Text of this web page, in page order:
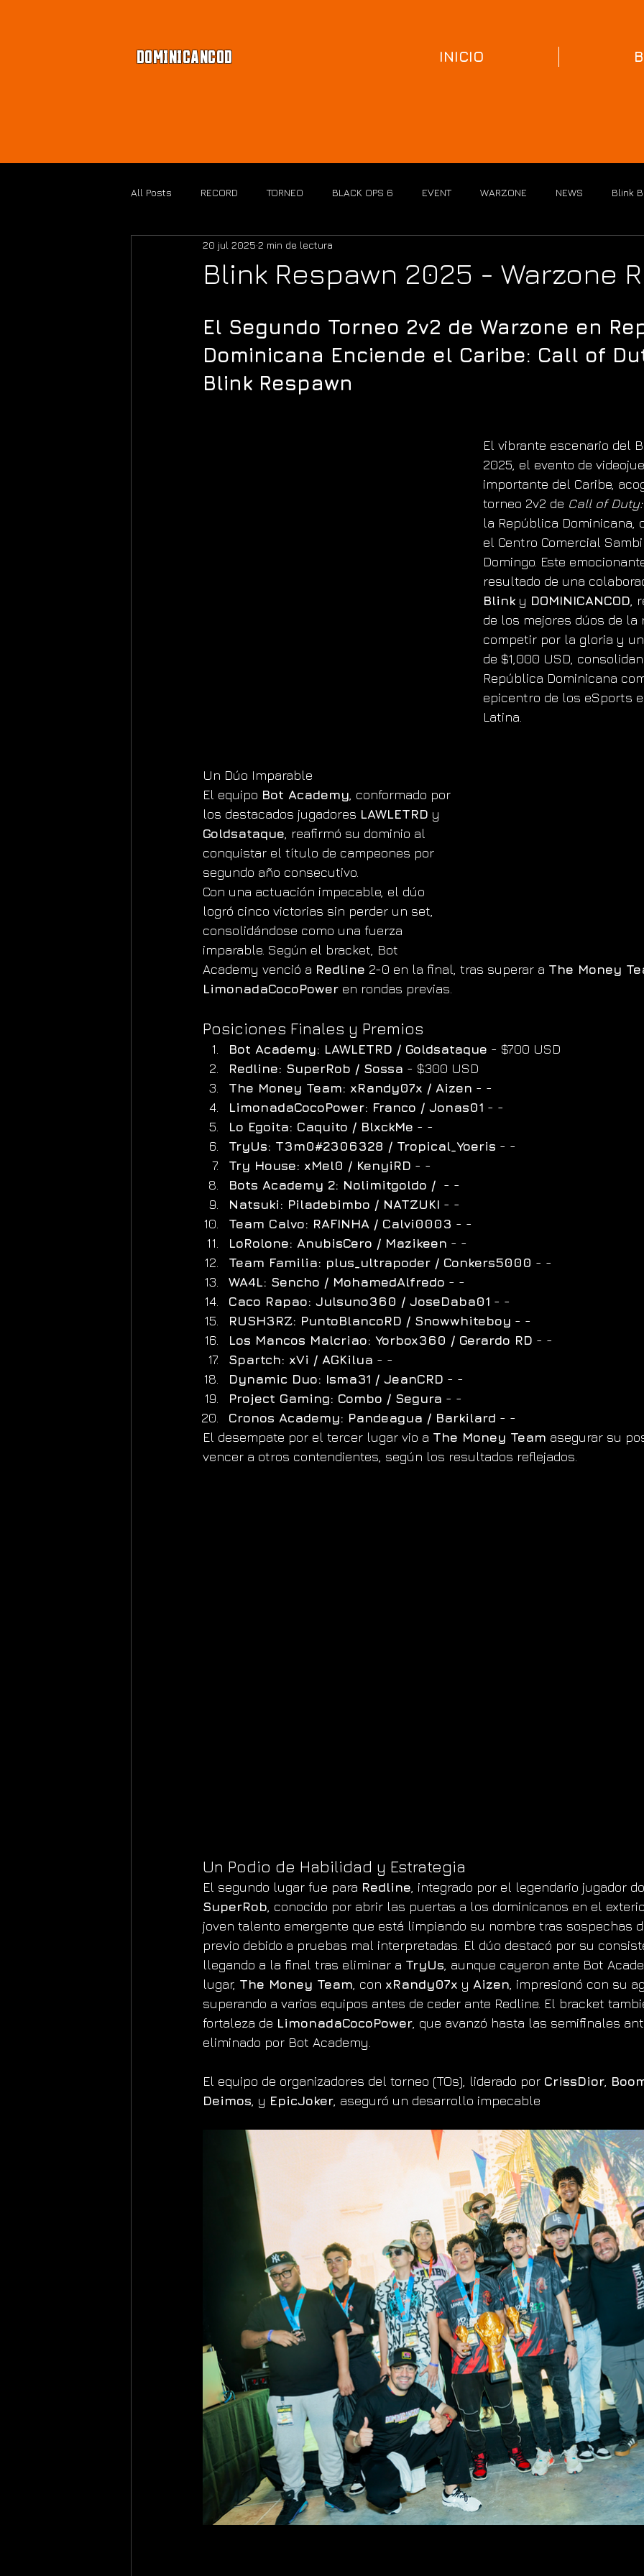
DOMINICANCOD INICIO
All Posts RECORD TORNEO BLACK OPS 6 EVENT WARZONE NEWS Blink
BLACK OPS 7
Blink Respawn 2025 - Warzone
20 jul 2025 2 min de lectura
El Segundo Torneo 2v2 de Warzone en
Dominicana Enciende el Caribe: Call of
Blink Respawn
El vibrante escenario del
2025, el evento de
importante del Caribe,
torneo 2v2 de Call of
la República Dominicana,
el Centro Comercial
Domingo. Este
resultado de una
Blink y DOMINICANCOD ,
de los mejores dúos de la
competir por la gloria y
de $1,000 USD,
República Dominicana
epicentro de los eSports
Latina.
Un Dúo Imparable
El equipo Bot Academy , conformado por
los destacados jugadores LAWLETRD y
Goldsataque , reafirmó su dominio al
conquistar el título de campeones por
segundo año consecutivo.
Con una actuación impecable, el dúo
logró cinco victorias sin perder un set,
consolidándose como una fuerza
imparable. Según el bracket, Bot
Academy venció a Redline 2-0 en la final, tras superar a The Money
LimonadaCocoPower en rondas previas.
Posiciones Finales y Premios
Bot Academy: LAWLETRD / Goldsataque - $700 USD
Redline: SuperRob / Sossa - $300 USD
The Money Team: xRandy07x / Aizen - -
LimonadaCocoPower: Franco / Jonas01 - -
Lo Egoita: Caquito / BlxckMe - -
TryUs: T3m0#2306328 / Tropical_Yoeris - -
Try House: xMel0 / KenyiRD - -
Bots Academy 2: Nolimitgoldo / - -
Natsuki: Piladebimbo / NATZUKI - -
Team Calvo: RAFINHA / Calvi0003 - -
LoRolone: AnubisCero / Mazikeen - -
Team Familia: plus_ultrapoder / Conkers5000 - -
WA4L: Sencho / MohamedAlfredo - -
Caco Rapao: Julsuno360 / JoseDaba01 - -
RUSH3RZ: PuntoBlancoRD / Snowwhiteboy - -
Los Mancos Malcriao: Yorbox360 / Gerardo RD - -
Spartch: xVi / AGKilua - -
Dynamic Duo: Isma31 / JeanCRD - -
Project Gaming: Combo / Segura - -
Cronos Academy: Pandeagua / Barkilard - -
El desempate por el tercer lugar vio a The Money Team asegurar su
vencer a otros contendientes, según los resultados reflejados.
Un Podio de Habilidad y Estrategia
El segundo lugar fue para Redline , integrado por el legendario jugador
SuperRob , conocido por abrir las puertas a los dominicanos en el
joven talento emergente que está limpiando su nombre tras sospechas
previo debido a pruebas mal interpretadas. El dúo destacó por su
llegando a la final tras eliminar a TryUs , aunque cayeron ante Bot
lugar, The Money Team , con xRandy07x y Aizen , impresionó con su
superando a varios equipos antes de ceder ante Redline. El bracket
fortaleza de LimonadaCocoPower , que avanzó hasta las semifinales
eliminado por Bot Academy.
El equipo de organizadores del torneo (TOs), liderado por CrissDior
Deimos , y EpicJoker , aseguró un desarrollo impecable